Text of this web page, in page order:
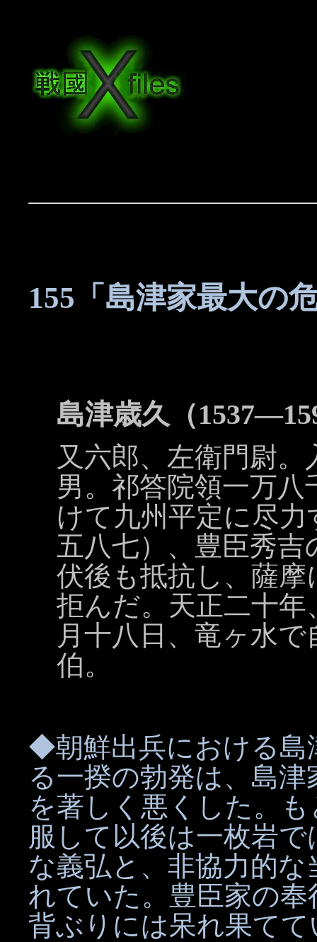
155「島津家最大の
島津歳久（
又六郎、左衛門尉
男。祁答院領一万
けて九州平定に尽
五八七）、豊臣秀
伏後も抵抗し、薩
拒んだ。天正二十
月十八日、竜ヶ水
伯。
◆朝鮮出兵における島
る一揆の勃発は、島
を著しく悪くした。
服して以後は一枚岩
な義弘と、非協力的
れていた。豊臣家の
背ぶりには呆れ果てて